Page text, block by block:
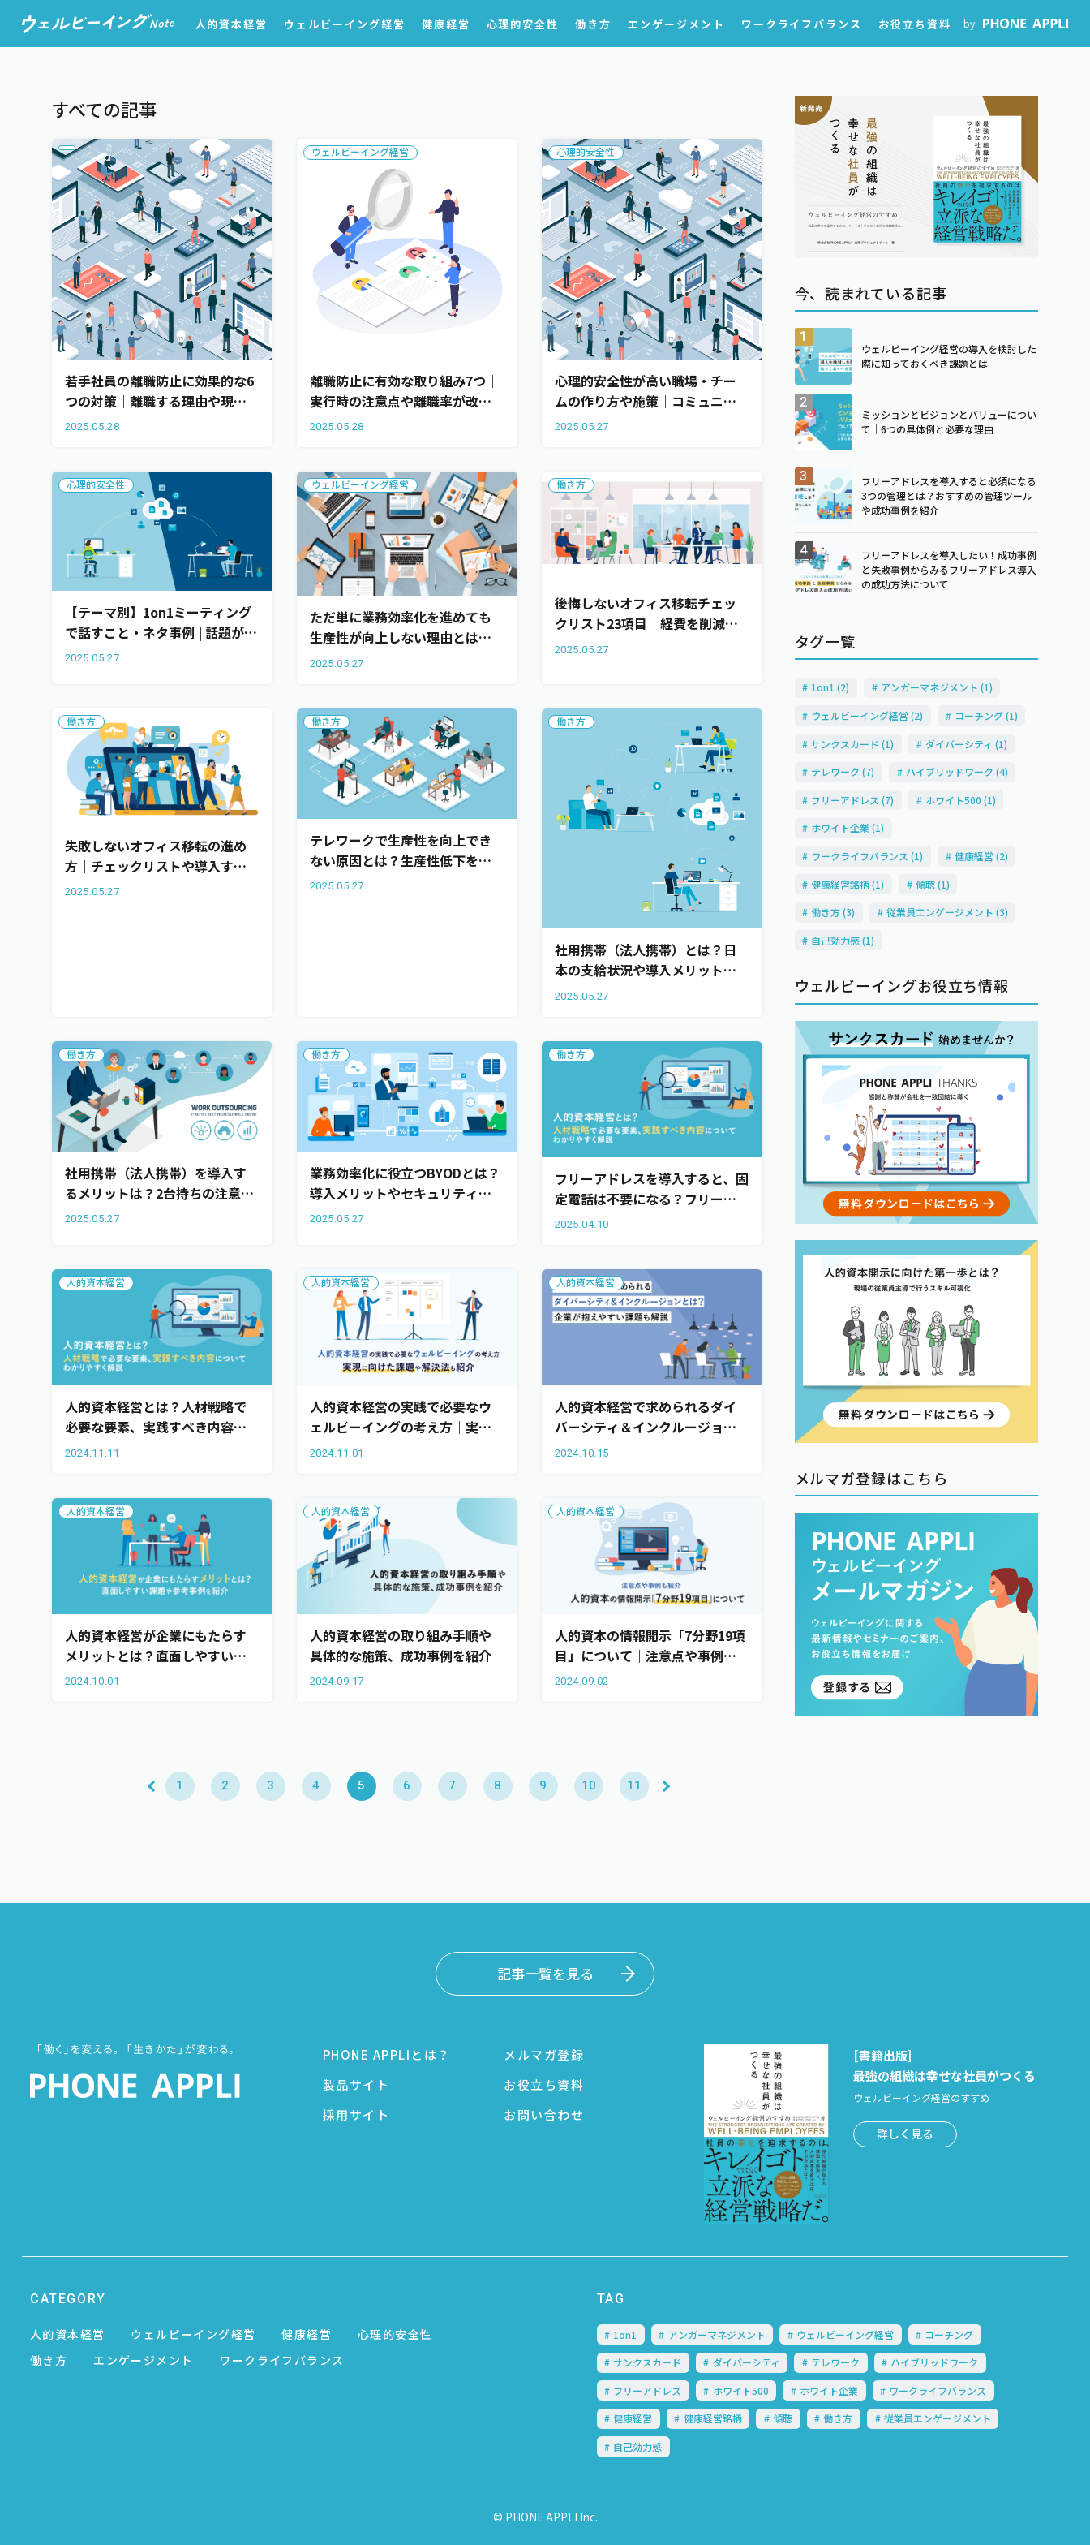
人的資本経営 ウェルビーイング経営 健康経営 心理的安全性 働き方 エンゲージメント ワークライフバランス お役立ち資料 by
すべての記事
若手社員の離職防止に効果的な6
つの対策｜離職する理由や現代
の若手社員の特徴も解説
2025.05.28
ウェルビーイング経営
離職防止に有効な取り組み7つ｜
実行時の注意点や離職率が改善
した成功事例も紹介
2025.05.28
心理的安全性
心理的安全性が高い職場・チー
ムの作り方や施策｜コミュニケ
ーション向上の課題や解決策も
2025.05.27
心理的安全性
【テーマ別】1on1ミーティング
で話すこと・ネタ事例 | 話題が即
決するポイント5つ | テーマ別の
2025.05.27
ウェルビーイング経営
ただ単に業務効率化を進めても
生産性が向上しない理由とは？
｜業務効率化で生産性を向上さ
2025.05.27
働き方
後悔しないオフィス移転チェッ
クリスト23項目｜経費を削減す
るコツも紹介
2025.05.27
働き方
失敗しないオフィス移転の進め
方｜チェックリストや導入すべ
きツールも紹介
2025.05.27
働き方
テレワークで生産性を向上でき
ない原因とは？生産性低下を防
ぐポイントと業務効率化の成功
2025.05.27
働き方
社用携帯（法人携帯）とは？日
本の支給状況や導入メリット、
活用事例を紹介
2025.05.27
働き方
社用携帯（法人携帯）を導入す
るメリットは？2台持ちの注意点
と成功事例を解説
2025.05.27
働き方
業務効率化に役立つBYODとは？
導入メリットやセキュリティ対
策をわかりやすく解説
2025.05.27
働き方
フリーアドレスを導入すると、固
定電話は不要になる？フリーア
ドレス導入時の効率的な電話運
2025.04.10
人的資本経営
人的資本経営とは？人材戦略で
必要な要素、実践すべき内容に
ついてわかりやすく解説
2024.11.11
人的資本経営
人的資本経営の実践で必要なウ
ェルビーイングの考え方｜実現
に向けた課題や解決法も紹介
2024.11.01
人的資本経営
人的資本経営で求められるダイ
バーシティ＆インクルージョン
とは？企業が抱えやすい課題も
2024.10.15
人的資本経営
人的資本経営が企業にもたらす
メリットとは？直面しやすい課
題や参考事例を紹介
2024.10.01
人的資本経営
人的資本経営の取り組み手順や
具体的な施策、成功事例を紹介
2024.09.17
人的資本経営
人的資本の情報開示「7分野19項
目」について｜注意点や事例も
紹介
2024.09.02
1 2 3 4 5 6 7 8 9 10 11
今、読まれている記事
ウェルビーイング経営の導入を検討した
際に知っておくべき課題とは
ミッションとビジョンとバリューについ
て｜6つの具体例と必要な理由
フリーアドレスを導入すると必須になる
3つの管理とは？おすすめの管理ツール
や成功事例を紹介
フリーアドレスを導入したい！成功事例
と失敗事例からみるフリーアドレス導入
の成功方法について
タグ一覧
1on1 (2) アンガーマネジメント (1)
ウェルビーイング経営 (2) コーチング (1)
サンクスカード (1) ダイバーシティ (1)
テレワーク (7) ハイブリッドワーク (4)
フリーアドレス (7) ホワイト500 (1)
ホワイト企業 (1)
ワークライフバランス (1) 健康経営 (2)
健康経営銘柄 (1) 傾聴 (1)
働き方 (3) 従業員エンゲージメント (3)
自己効力感 (1)
ウェルビーイングお役立ち情報
メルマガ登録はこちら
記事一覧を見る
PHONE APPLIとは？
製品サイト
採用サイト
メルマガ登録
お役立ち資料
お問い合わせ
[書籍出版]
最強の組織は幸せな社員がつくる
ウェルビーイング経営のすすめ
詳しく見る
CATEGORY
人的資本経営 ウェルビーイング経営 健康経営
心理的安全性
働き方
エンゲージメント ワークライフバランス
TAG
1on1 アンガーマネジメント ウェルビーイング経営 コーチング
サンクスカード ダイバーシティ テレワーク ハイブリッドワーク
フリーアドレス ホワイト500 ホワイト企業 ワークライフバランス
健康経営 健康経営銘柄 傾聴 働き方 従業員エンゲージメント
自己効力感
© PHONE APPLI Inc.